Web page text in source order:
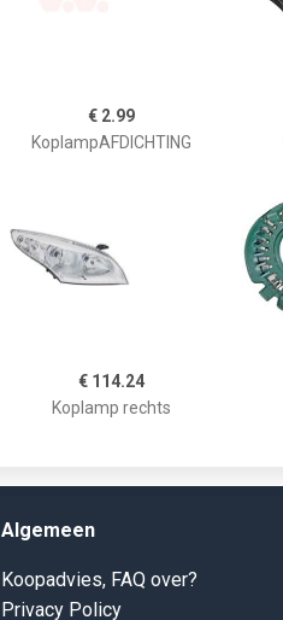
€ 2.99
KoplampAFDICHTING
€ 114.24
Koplamp rechts
Algemeen
Koopadvies, FAQ over?
Privacy Policy